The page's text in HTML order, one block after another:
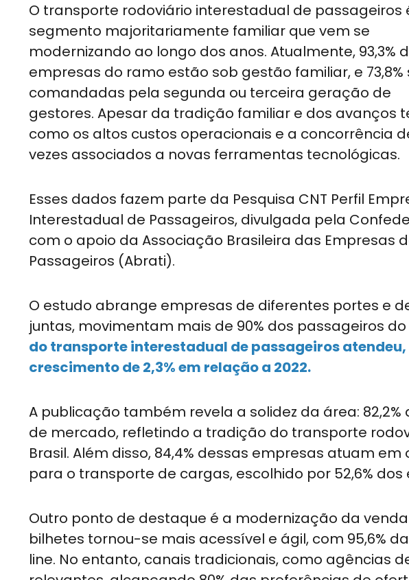
O transporte rodoviário interestadual de passageiros
segmento majoritariamente familiar que vem se
modernizando ao longo dos anos. Atualmente, 93,3%
empresas do ramo estão sob gestão familiar, e 73,8%
comandadas pela segunda ou terceira geração de
gestores. Apesar da tradição familiar e dos avanços
como os altos custos operacionais e a concorrência
vezes associados a novas ferramentas tecnológicas.
Esses dados fazem parte da Pesquisa CNT Perfil
Interestadual de Passageiros, divulgada pela
com o apoio da Associação Brasileira das Empresas
Passageiros (Abrati).
O estudo abrange empresas de diferentes portes e
juntas, movimentam mais de 90% dos passageiros
do transporte interestadual de passageiros atendeu,
crescimento de 2,3% em relação a 2022.
A publicação também revela a solidez da área:
de mercado, refletindo a tradição do transporte
Brasil. Além disso, 84,4% dessas empresas atuam
para o transporte de cargas, escolhido por 52,6% dos
Outro ponto de destaque é a modernização da
bilhetes tornou-se mais acessível e ágil, com 95,6%
line. No entanto, canais tradicionais, como agências